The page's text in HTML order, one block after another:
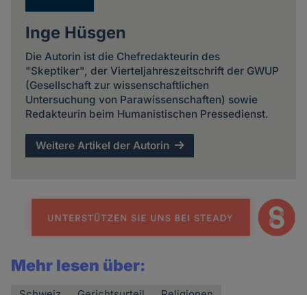
Inge Hüsgen
Die Autorin ist die Chefredakteurin des
"Skeptiker", der Vierteljahreszeitschrift der GWUP
(Gesellschaft zur wissenschaftlichen
Untersuchung von Parawissenschaften) sowie
Redakteurin beim Humanistischen Pressedienst.
Weitere Artikel der Autorin
Mehr lesen über: